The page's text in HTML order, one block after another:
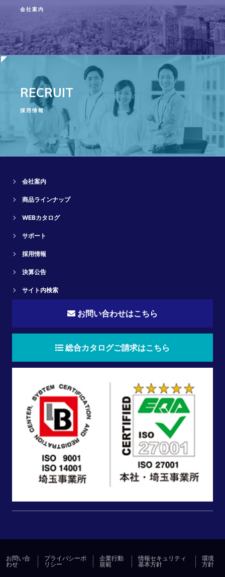
会社案内
RECRUIT
採用情報
会社案内
商品ラインナップ
WEBカタログ
サポート
採用情報
決算公告
サイト内検索
お問い合わせはこちら
総合カタログご請求はこちら
お問い合
わせ
プライバシーポ
リシー
企業行動
規範
情報セキュリティ
基本方針
環境
方針